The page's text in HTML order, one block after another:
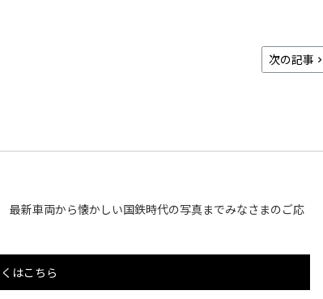
次の記事
最新車両から懐かしい国鉄時代の写真までみなさまのご応
はこちら